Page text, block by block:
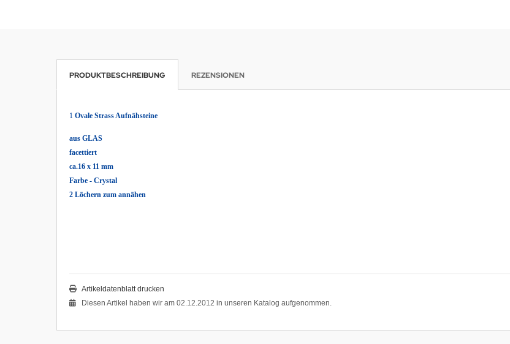
PRODUKTBESCHREIBUNG REZENSIONEN
1 Ovale Strass Aufnähsteine
aus GLAS
facettiert
ca.16 x 11 mm
Farbe - Crystal
2 Löchern zum annähen
Artikeldatenblatt drucken
Diesen Artikel haben wir am 02.12.2012 in unseren Katalog aufgenommen.